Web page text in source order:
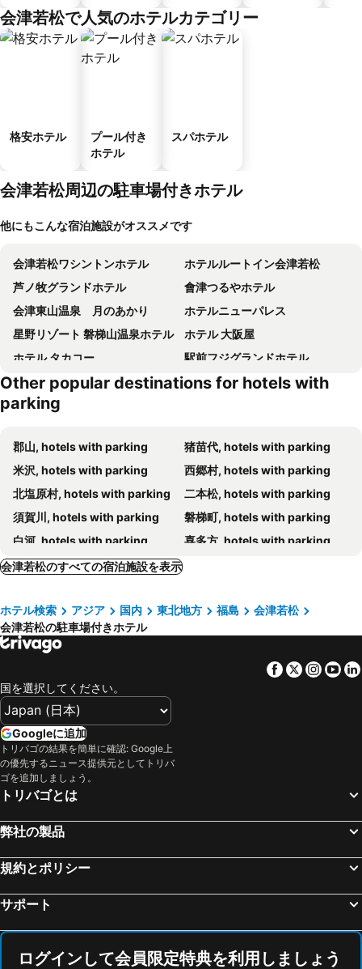
ス
会津若松で人気のホテルカテゴリー
格安ホテル
プール付き
ホテル
スパホテル
会津若松周辺の駐車場付きホテル
他にもこんな宿泊施設がオススメです
会津若松ワシントンホテル
ホテルルートイン会津若松
芦ノ牧グランドホテル
會津つるやホテル
会津東山温泉 月のあかり
ホテルニューパレス
星野リゾート 磐梯山温泉ホテル
ホテル 大阪屋
ホテル タカコー
駅前フジグランドホテル
東山グランドホテル
会津七日町inn
中町フジグランドホテル
ガーデンホテル喜多方
新鶴温泉 んだ
Green Hotel Aizu
アルパインロッジ
磐梯民宿 正幸館
Villa Inawashiro - Vacation STAY 27679v
Hoshino Resorts Bandaisan Onsen
ゆらぎの宿 ＳＨＵＢＯＵ
Kitakata Light Hotel
Villa Inawashiro - Vacation STAY 27680v
Gasthof Montana
Other popular destinations for hotels with
parking
郡山, hotels with parking
猪苗代, hotels with parking
米沢, hotels with parking
西郷村, hotels with parking
北塩原村, hotels with parking
二本松, hotels with parking
須賀川, hotels with parking
磐梯町, hotels with parking
白河, hotels with parking
喜多方, hotels with parking
南会津, hotels with parking
下郷町, hotels with parking
天栄村, hotels with parking
鏡石町, hotels with parking
会津美里町, hotels with parking
会津坂下町, hotels with parking
昭和村, hotels with parking
金山町, hotels with parking
会津若松のすべての宿泊施設を表示
ホテル検索 アジア 国内 東北地方 福島
会津若松
会津若松の駐車場付きホテル
Facebook
Twitter
国を選択してください。
Googleに追加
トリバゴの結果を簡単に確認: Google上
の優先するニュース提供元としてトリバ
ゴを追加しましょう。
トリバゴとは
弊社の製品
規約とポリシー
サポート
ログインして会員限定特典を利用しましょう